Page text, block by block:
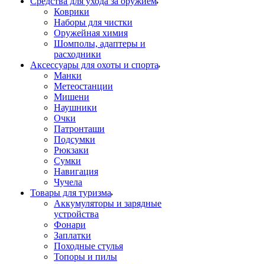
Коврики
Наборы для чистки
Оружейная химия
Шомполы, адаптеры и
расходники
Аксессуары для охоты и спорта
Манки
Метеостанции
Мишени
Наушники
Очки
Патронташи
Подсумки
Рюкзаки
Сумки
Навигация
Чучела
Товары для туризма
Аккумуляторы и зарядные
устройства
Фонари
Заплатки
Походные стулья
Топоры и пилы